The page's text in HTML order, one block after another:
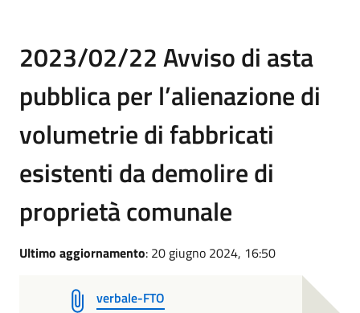
2023/02/22 Avviso di asta
pubblica per l’alienazione di
volumetrie di fabbricati
esistenti da demolire di
proprietà comunale
Ultimo aggiornamento: 20 giugno 2024, 16:50
verbale-FTO